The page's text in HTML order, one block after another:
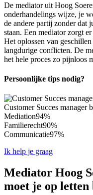
De mediator uit Hoog
onderhandelings wijze, je
de andere partij zonder dat
staan. Een mediator zorgt
Het oplossen van
langdurige conflicten. De
het hele proces zo pijnloos
Persoonlijke tips nodig?
Customer Succes manager
Mediation94%
Familierecht90%
Communicatie97%
Ik help je graag
Mediator Hoog
moet je op letten